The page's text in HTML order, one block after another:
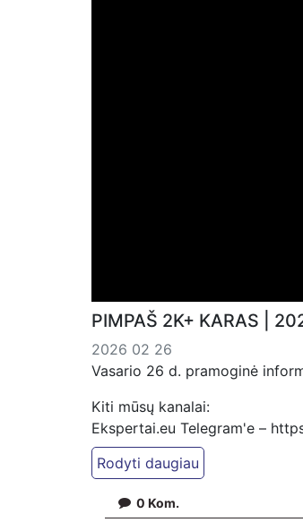
PIMPAŠ 2K+ KARAS |
2026 02 26
Vasario 26 d. pramoginė
Kiti mūsų kanalai:
Ekspertai.eu Telegram'e –
Dailymotion: https://
https://www.ekspertai.eu
Mūsų veikla galima tik dėka
0 Kom.